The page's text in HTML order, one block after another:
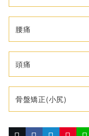
腰痛
頭痛
骨盤矯正(小尻)